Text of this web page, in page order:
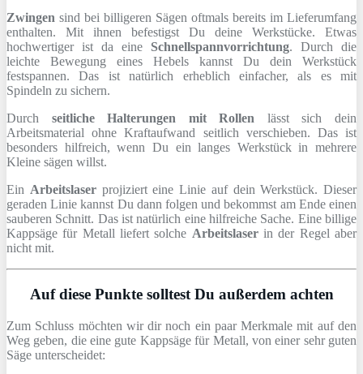
Zwingen sind bei billigeren Sägen oftmals bereits im Lieferumfang
enthalten. Mit ihnen befestigst Du deine Werkstücke. Etwas
hochwertiger ist da eine Schnellspannvorrichtung. Durch die
leichte Bewegung eines Hebels kannst Du dein Werkstück
festspannen. Das ist natürlich erheblich einfacher, als es mit
Spindeln zu sichern.
Durch seitliche Halterungen mit Rollen lässt sich dein
Arbeitsmaterial ohne Kraftaufwand seitlich verschieben. Das ist
besonders hilfreich, wenn Du ein langes Werkstück in mehrere
Kleine sägen willst.
Ein Arbeitslaserprojiziert eine Linie auf dein Werkstück. Dieser
geraden Linie kannst Du dann folgen und bekommst am Ende einen
sauberen Schnitt. Das ist natürlich eine hilfreiche Sache. Eine billige
Kappsäge für Metall liefert solche Arbeitslaserin der Regel aber
nicht mit.
Auf diese Punkte solltest Du außerdem achten
Zum Schluss möchten wir dir noch ein paar Merkmale mit auf den
Weg geben, die eine gute Kappsäge für Metall, von einer sehr guten
Säge unterscheidet: